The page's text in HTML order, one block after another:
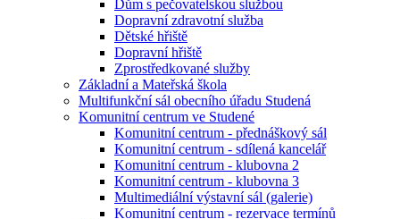
Dům s pečovatelskou službou
Dopravní zdravotní služba
Dětské hřiště
Dopravní hřiště
Zprostředkované služby
Základní a Mateřská škola
Multifunkční sál obecního úřadu Studená
Komunitní centrum ve Studené
Komunitní centrum - přednáškový sál
Komunitní centrum - sdílená kancelář
Komunitní centrum - klubovna 2
Komunitní centrum - klubovna 3
Multimediální výstavní sál (galerie)
Komunitní centrum - rezervace termínů